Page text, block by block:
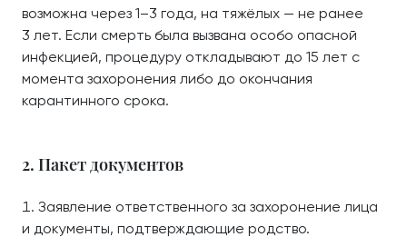
возможна через 1–3 года, на тяжёлых — не ранее
3 лет. Если смерть была вызвана особо опасной
инфекцией, процедуру откладывают до 15 лет с
момента захоронения либо до окончания
карантинного срока.
2. Пакет документов
Заявление ответственного за захоронение лица
и документы, подтверждающие родство.